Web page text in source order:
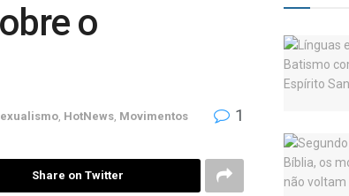
o
HotNews Movimentos 1
Share on Twitter